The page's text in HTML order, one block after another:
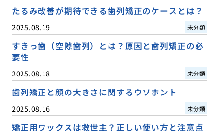
たるみ改善が期待できる歯列矯正のケースとは？
2025.08.19 未分類
すきっ歯（空隙歯列）とは？原因と歯列矯正の必
要性
2025.08.18 未分類
歯列矯正と顔の大きさに関するウソホント
2025.08.16 未分類
矯正用ワックスは救世主？正しい使い方と注意点